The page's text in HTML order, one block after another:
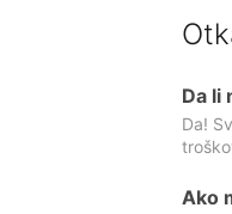
Da li
Da!
Ako